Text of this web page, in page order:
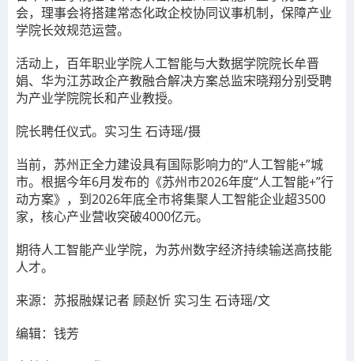
会，理事会将搭建常态化政企校协同议事机制，保障产业
学院长效规范运营。
活动上，百年职业学院人工智能与大数据学院院长牟晋
娟、华为江苏政企产教融合解决方案总监宋晓翔分别受聘
为产业学院院长和产业教授。
院长聘任仪式。实习生 石诗瑶/摄
当前，苏州正全力建设具有国际影响力的“人工智能+”城
市。根据今年6月发布的《苏州市2026年度“人工智能+”行
动方案》，到2026年底全市将集聚人工智能企业超3500
家，核心产业营收突破4000亿元。
期待人工智能产业学院，为苏州数字经济持续输送高技能
人才。
来源： 苏报融媒记者 顾赵忻 实习生 石诗瑶/文
编辑：钱芳